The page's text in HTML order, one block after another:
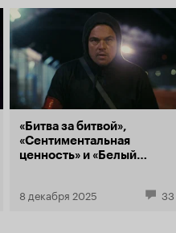
«Битва за битвой»,
«Сентиментальная
ценность» и «Белый
8 декабря 2025 33